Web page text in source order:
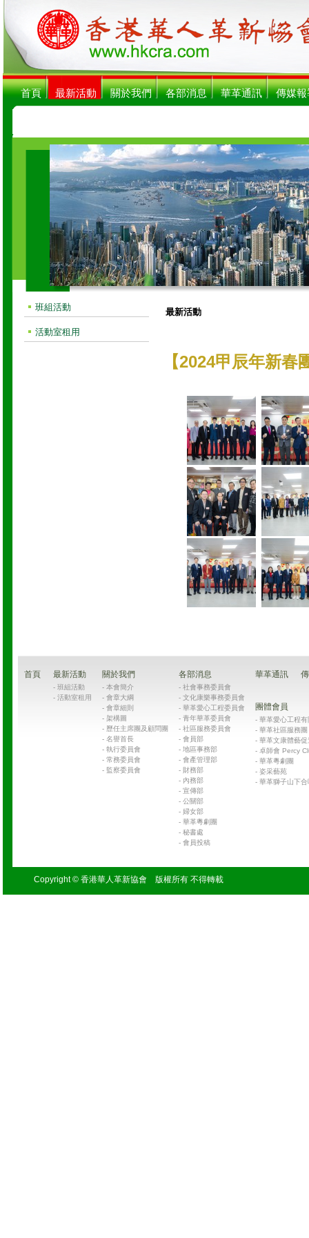
首頁 最新活動 關於我們 各部消息 華革通訊 傳媒報
班組活動
活動室租用
最新活動
【2024甲辰年新春
首頁 最新活動
- 班組活動
- 活動室租用
關於我們
- 本會簡介
- 會章大綱
- 會章細則
- 架構圖
- 歷任主席團及顧問團
- 名譽首長
- 執行委員會
- 常務委員會
- 監察委員會
各部消息
- 社會事務委員會
- 文化康樂事務委員會
- 華革愛心工程委員會
- 青年華革委員會
- 社區服務委員會
- 會員部
- 地區事務部
- 會產管理部
- 財務部
- 內務部
- 宣傳部
- 公關部
- 婦女部
- 華革粵劇團
- 秘書處
- 會員投稿
華革通訊
團體會員
- 華革愛心工程
- 華革社區服務
- 華革文康體藝促
- 卓師會 Percy
- 華革粵劇團
- 姿采藝苑
- 華革獅子山下
Copyright © 香港華人革新協會 版權所有 不得轉載